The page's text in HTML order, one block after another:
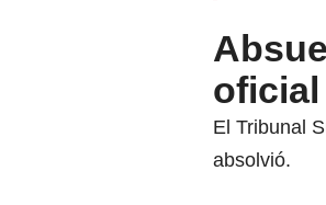
oficial
El Tribunal
absolvió.